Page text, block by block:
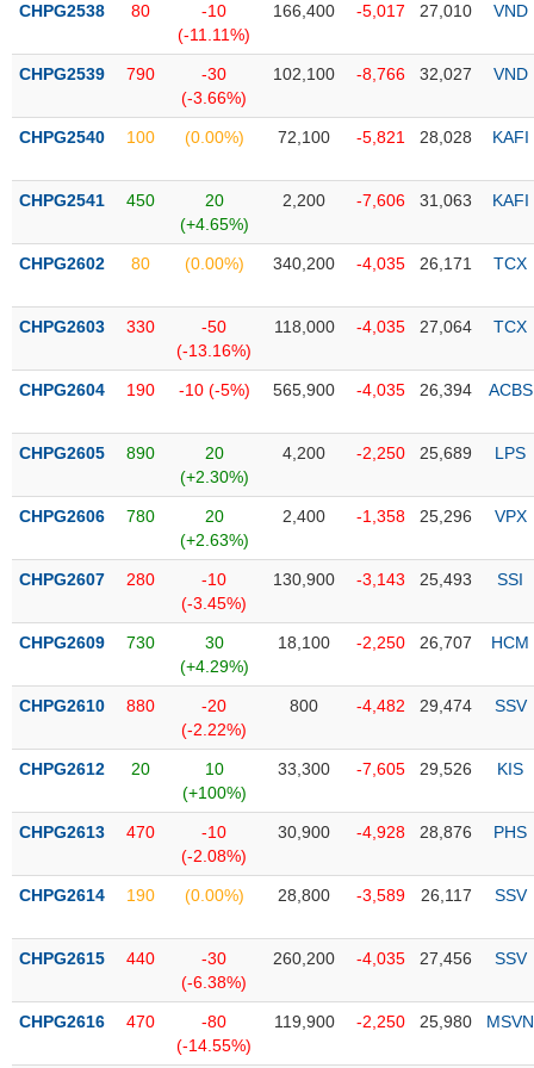
thái
phiếu
mô
thị
Niêm
Niêm
mới
yết
sung
niêm
yết
Theo
dõi
biệt
được
quỹ
mục
ETF
Cổ
chi
tiết
CHPG2538 80
-10
(-11.11%)
166,400 -5,017 27,010 VND
CHPG2539 790
-30
(-3.66%)
102,100 -8,766 32,027 VND
CHPG2540 100 (0.00%) 72,100 -5,821 28,028 KAFI
CHPG2541 450
20
(+4.65%)
2,200 -7,606 31,063 KAFI
CHPG2602 80 (0.00%) 340,200 -4,035 26,171 TCX
CHPG2603 330
-50
(-13.16%)
118,000 -4,035 27,064 TCX
CHPG2604 190 -10 (-5%) 565,900 -4,035 26,394 ACBS
CHPG2605 890
20
(+2.30%)
4,200 -2,250 25,689 LPS
CHPG2606 780
20
(+2.63%)
2,400 -1,358 25,296 VPX
CHPG2607 280
-10
(-3.45%)
130,900 -3,143 25,493 SSI
CHPG2609 730
30
(+4.29%)
18,100 -2,250 26,707 HCM
CHPG2610 880
-20
(-2.22%)
800 -4,482 29,474 SSV
CHPG2612 20
10
(+100%)
33,300 -7,605 29,526 KIS
CHPG2613 470
-10
(-2.08%)
30,900 -4,928 28,876 PHS
CHPG2614 190 (0.00%) 28,800 -3,589 26,117 SSV
CHPG2615 440
-30
(-6.38%)
260,200 -4,035 27,456 SSV
CHPG2616 470
-80
(-14.55%)
119,900 -2,250 25,980 MSVN
NGÀNH
DOANH
NGHIỆP
PHIẾU
PHÁI
TRÁI
CÔNG
ĐẦU
TƯ
DỮ
MỚI
Ngành
(-)